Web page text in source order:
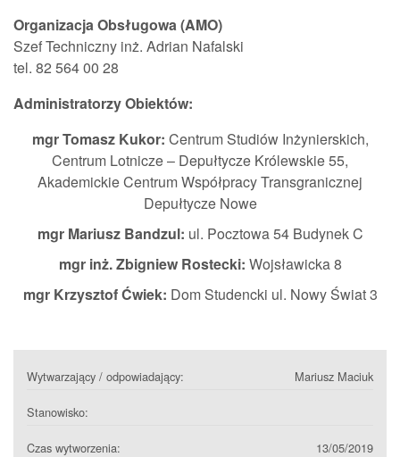
Organizacja Obsługowa (AMO)
Szef Techniczny inż. Adrian Nafalski
tel. 82 564 00 28
Administratorzy Obiektów:
mgr Tomasz Kukor: Centrum Studiów Inżynierskich,
Centrum Lotnicze – Depułtycze Królewskie 55,
Akademickie Centrum Współpracy Transgranicznej
Depułtycze Nowe
mgr Mariusz Bandzul: ul. Pocztowa 54 Budynek C
mgr inż. Zbigniew Rostecki: Wojsławicka 8
mgr Krzysztof Ćwiek: Dom Studencki ul. Nowy Świat 3
Wytwarzający / odpowiadający: Mariusz Maciuk
Stanowisko:
Czas wytworzenia: 13/05/2019